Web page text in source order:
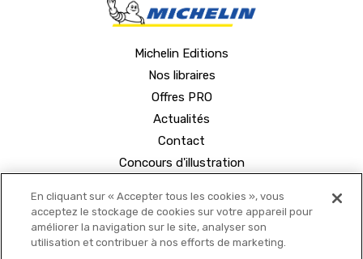
Michelin Editions
Nos libraires
Offres PRO
Actualités
Contact
Concours d'illustration
En cliquant sur « Accepter tous les cookies », vous
acceptez le stockage de cookies sur votre appareil pour
améliorer la navigation sur le site, analyser son
utilisation et contribuer à nos efforts de marketing.